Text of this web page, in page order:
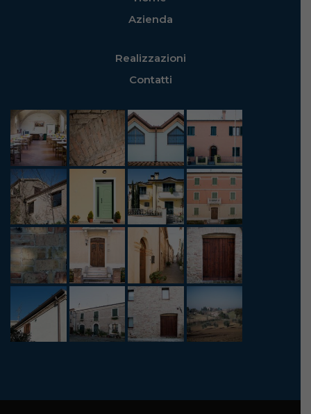
Azienda
Realizzazioni
Contatti